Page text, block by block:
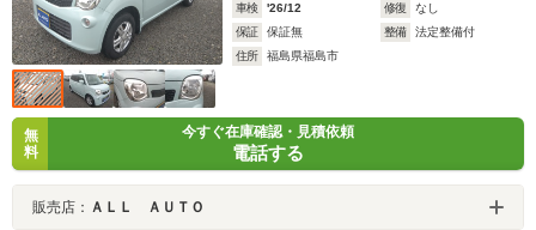
車検
'26/12 修復
なし
保証
保証無 整備
法定整備付
住所
福島県福島市
無
料
今すぐ在庫確認・見積依頼
電話する
販売店： ＡＬＬ ＡＵＴＯ